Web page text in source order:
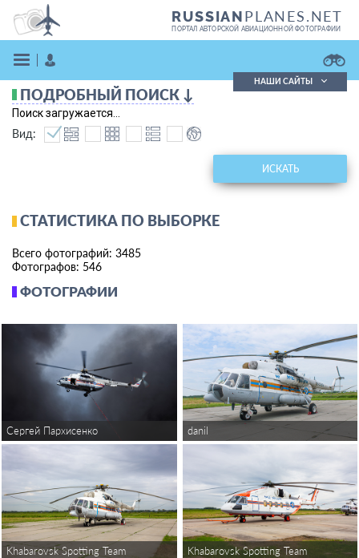
RUSSIANPLANES.NET
ПОРТАЛ АВТОРСКОЙ АВИАЦИОННОЙ ФОТОГРАФИИ
Поиск в реестре
Кратко
Подробно
НАШИ САЙТЫ
ФОТОГРАФИИ
Сергей Пархисенко danil
Khabarovsk Spotting Team Khabarovsk Spotting Team
ПОДРОБНЫЙ ПОИСК ↓
Поиск загружается...
Вид:
ИСКАТЬ
СТАТИСТИКА ПО ВЫБОРКЕ
Всего фотографий: 3485
Фотографов: 546